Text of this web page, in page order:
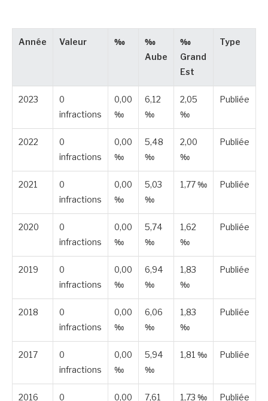
Année Valeur ‰
‰
Aube
‰
Grand
Est
Type
2023
0
infractions
0,00
‰
6,12
‰
2,05
‰
Publiée
2022
0
infractions
0,00
‰
5,48
‰
2,00
‰
Publiée
2021
0
infractions
0,00
‰
5,03
‰
1,77 ‰ Publiée
2020
0
infractions
0,00
‰
5,74
‰
1,62
‰
Publiée
2019
0
infractions
0,00
‰
6,94
‰
1,83
‰
Publiée
2018
0
infractions
0,00
‰
6,06
‰
1,83
‰
Publiée
2017
0
infractions
0,00
‰
5,94
‰
1,81 ‰ Publiée
2016
0
0,00
7,61
1,73 ‰ Publiée